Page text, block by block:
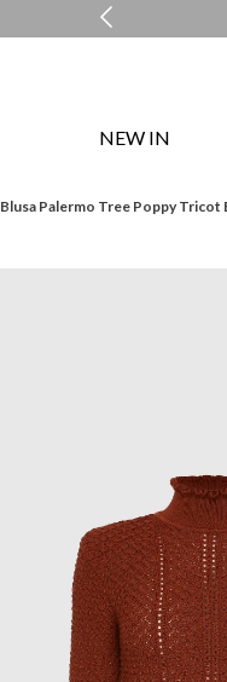
NEW IN
Blusa Palermo Tree Poppy Tricot